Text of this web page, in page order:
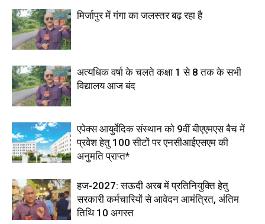
मिर्जापुर में गंगा का जलस्तर बढ़ रहा है
अत्यधिक वर्षा के चलते कक्षा 1 से 8 तक के सभी
विद्यालय आज बंद
एपेक्स आयुर्वेदिक संस्थान को 9वीं बीएएमएस बैच में
प्रवेश हेतु 100 सीटों पर एनसीआईएसएम की
अनुमति प्राप्त*
हज-2027: सऊदी अरब में प्रतिनियुक्ति हेतु
सरकारी कर्मचारियों से आवेदन आमंत्रित, अंतिम
तिथि 10 अगस्त